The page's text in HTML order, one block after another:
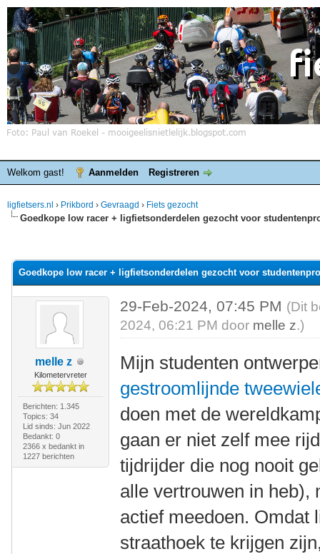
Welkom gast! Aanmelden Registreren
ligfietsers.nl › Prikbord › Gevraagd › Fiets gezocht
Goedkope low racer + ligfietsonderdelen gezocht voor
Goedkope low racer + ligfietsonderdelen gezocht voor
melle z
Kilometervreter
Berichten: 1.345
Topics: 34
Lid sinds: Jun 2022
Bedankt: 0
2366 x bedankt in
1227 berichten
29-Feb-2024, 07:45 PM (Dit
2024, 06:21 PM door melle z.)
Mijn studenten
gestroomlijnde
doen met de
gaan er niet zelf mee
tijdrijder die nog nooit
alle vertrouwen in heb),
actief meedoen. Omdat
straathoek te krijgen